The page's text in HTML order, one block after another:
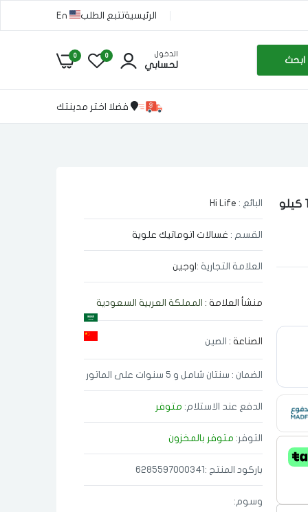
الرئيسيةتتبع الطلب En
ابحث
الدخول
لحسابي
0
0
فضلا اختر مدينتك
غساله ملابس يوجين اوتوماتيك تعبئه علويه سعه الغسيل 10 كيلو
البائع : Hi Life
القسم : غسالات اتوماتيك علوية
العلامة التجارية : اوجين
منشأ العلامة : المملكة العربية السعودية
الصناعة : الصين
الضمان : سنتان شامل و 5 سنوات على الماتور
الدفع عند الاستلام: متوفر
التوفر: متوفر بالمخزون
باركود المنتج :6285597000341
وسوم: